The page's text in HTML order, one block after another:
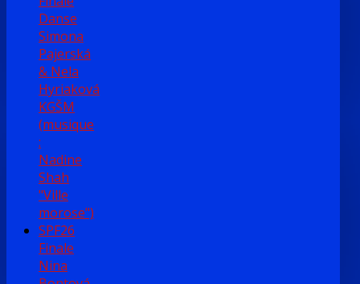
Danse
Simona
Pajerská
& Nela
Hyriaková
KGŠM
(musique
:
Nadine
Shah
"Ville
morose")
SPF26
Finale
Nina